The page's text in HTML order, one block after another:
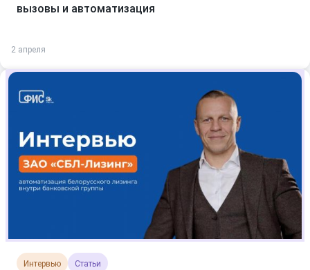
вызовы и автоматизация
2 апреля
Интервью Статьи